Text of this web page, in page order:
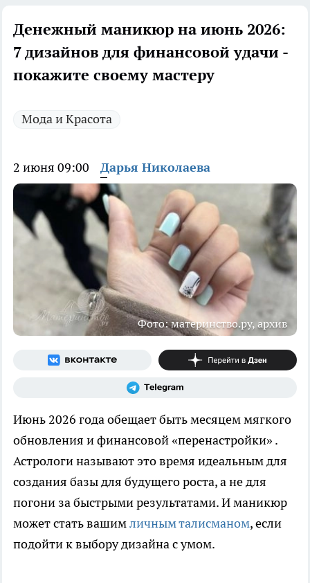
Денежный маникюр на июнь 2026:
7 дизайнов для финансовой удачи -
покажите своему мастеру
Мода и Красота
2 июня 09:00 Дарья Николаева
Фото: материнство.ру, архив
Июнь 2026 года обещает быть месяцем мягкого
обновления и финансовой «перенастройки» .
Астрологи называют это время идеальным для
создания базы для будущего роста, а не для
погони за быстрыми результатами. И маникюр
может стать вашимличным талисманом, если
подойти к выбору дизайна с умом.